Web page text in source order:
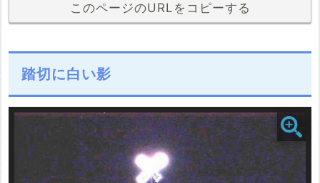
このページのURLをコピーする
踏切に白い影